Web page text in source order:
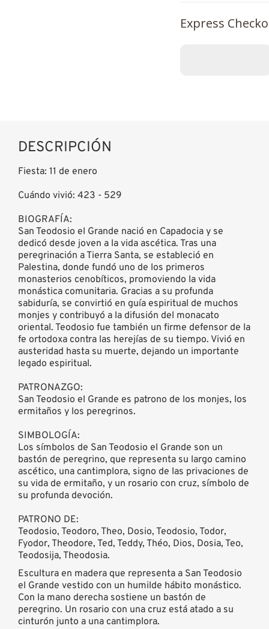
Express
DESCRIPCIÓN
Fiesta: 11 de enero
Cuándo vivió: 423 - 529
BIOGRAFÍA:
San Teodosio el Grande nació en Capadocia y se
dedicó desde joven a la vida ascética. Tras una
peregrinación a Tierra Santa, se estableció en
Palestina, donde fundó uno de los primeros
monasterios cenobíticos, promoviendo la vida
monástica comunitaria. Gracias a su profunda
sabiduría, se convirtió en guía espiritual de muchos
monjes y contribuyó a la difusión del monacato
oriental. Teodosio fue también un firme defensor de la
fe ortodoxa contra las herejías de su tiempo. Vivió en
austeridad hasta su muerte, dejando un importante
legado espiritual.
PATRONAZGO:
San Teodosio el Grande es patrono de los monjes, los
ermitaños y los peregrinos.
SIMBOLOGÍA:
Los símbolos de San Teodosio el Grande son un
bastón de peregrino, que representa su largo camino
ascético, una cantimplora, signo de las privaciones de
su vida de ermitaño, y un rosario con cruz, símbolo de
su profunda devoción.
PATRONO DE:
Teodosio, Teodoro, Theo, Dosio, Teodosio, Todor,
Fyodor, Theodore, Ted, Teddy, Théo, Dios, Dosia, Teo,
Teodosija, Theodosia.
Escultura en madera que representa a San Teodosio
el Grande vestido con un humilde hábito monástico.
Con la mano derecha sostiene un bastón de
peregrino. Un rosario con una cruz está atado a su
cinturón junto a una cantimplora.